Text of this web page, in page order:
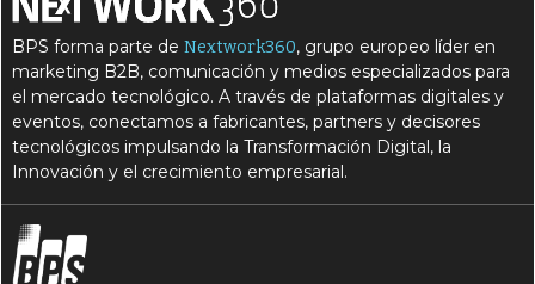
microservicios
N nube híbrida O obsolescencia
S seguridad S serverless
S software
BPS forma parte deNextwork360, grupo europeo líder en
marketing B2B, comunicación y medios especializados para
el mercado tecnológico. A través de plataformas digitales y
eventos, conectamos a fabricantes, partners y decisores
tecnológicos impulsando la Transformación Digital, la
Innovación y el crecimiento empresarial.